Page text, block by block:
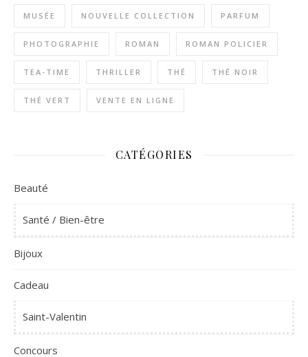
MUSÉE NOUVELLE COLLECTION PARFUM
PHOTOGRAPHIE ROMAN ROMAN POLICIER
TEA-TIME THRILLER THÉ THÉ NOIR
THÉ VERT VENTE EN LIGNE
CATÉGORIES
Beauté
Santé / Bien-être
Bijoux
Cadeau
Saint-Valentin
Concours